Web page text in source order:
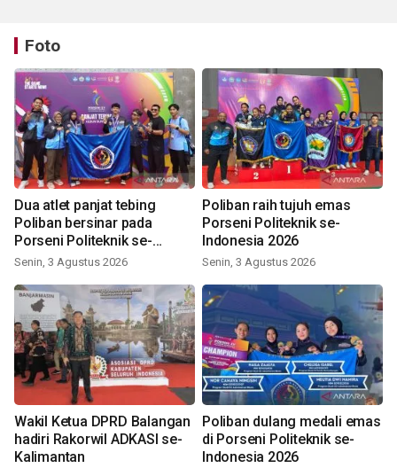
Foto
Dua atlet panjat tebing
Poliban bersinar pada
Porseni Politeknik se-
Indonesia 2026
Senin, 3 Agustus 2026
Poliban raih tujuh emas
Porseni Politeknik se-
Indonesia 2026
Senin, 3 Agustus 2026
Wakil Ketua DPRD Balangan
hadiri Rakorwil ADKASI se-
Kalimantan
Poliban dulang medali emas
di Porseni Politeknik se-
Indonesia 2026